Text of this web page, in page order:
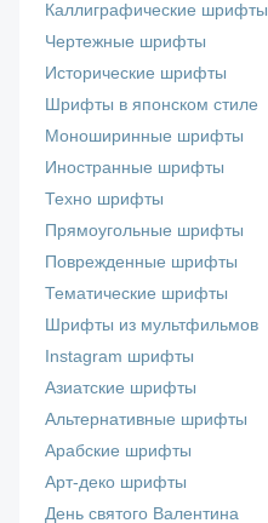
Каллиграфические шрифты
Чертежные шрифты
Исторические шрифты
Шрифты в японском стиле
Моноширинные шрифты
Иностранные шрифты
Техно шрифты
Прямоугольные шрифты
Поврежденные шрифты
Тематические шрифты
Шрифты из мультфильмов
Instagram шрифты
Азиатские шрифты
Альтернативные шрифты
Арабские шрифты
Арт-деко шрифты
День святого Валентина